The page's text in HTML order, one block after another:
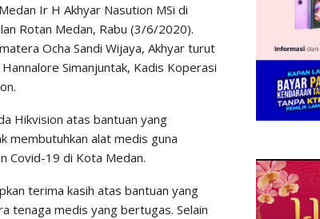
Ir H Akhyar Nasution MSi di
Rotan Medan, Rabu (3/6/2020).
Ocha Sandi Wijaya, Akhyar turut
Simanjuntak, Kadis Koperasi
Hikvision atas bantuan yang
membutuhkan alat medis guna
Covid-19 di Kota Medan.
terima kasih atas bantuan yang
tenaga medis yang bertugas. Selain